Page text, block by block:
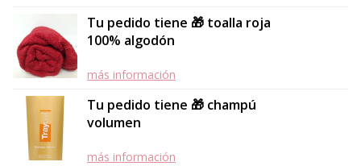
Tu pedido tiene 🎁 toalla roja
100% algodón
más información
Tu pedido tiene 🎁 champú
volumen
más información